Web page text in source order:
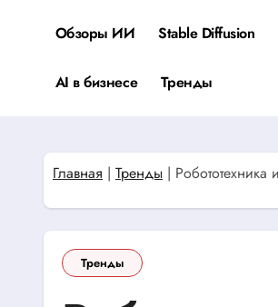
Обзоры ИИ Stable Diffusion
AI в бизнесе Тренды
Главная | Тренды |
Тренды